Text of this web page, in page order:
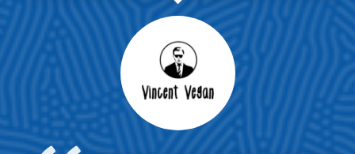
Max Mustermann